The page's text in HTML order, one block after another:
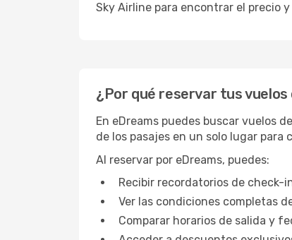
Sky Airline para encontrar el precio
¿Por qué reservar tus
En eDreams puedes buscar vuelos
de los pasajes en un solo lugar
Al reservar por eDreams, puedes:
Recibir recordatorios de check-
Ver las condiciones completas
Comparar horarios de salida y